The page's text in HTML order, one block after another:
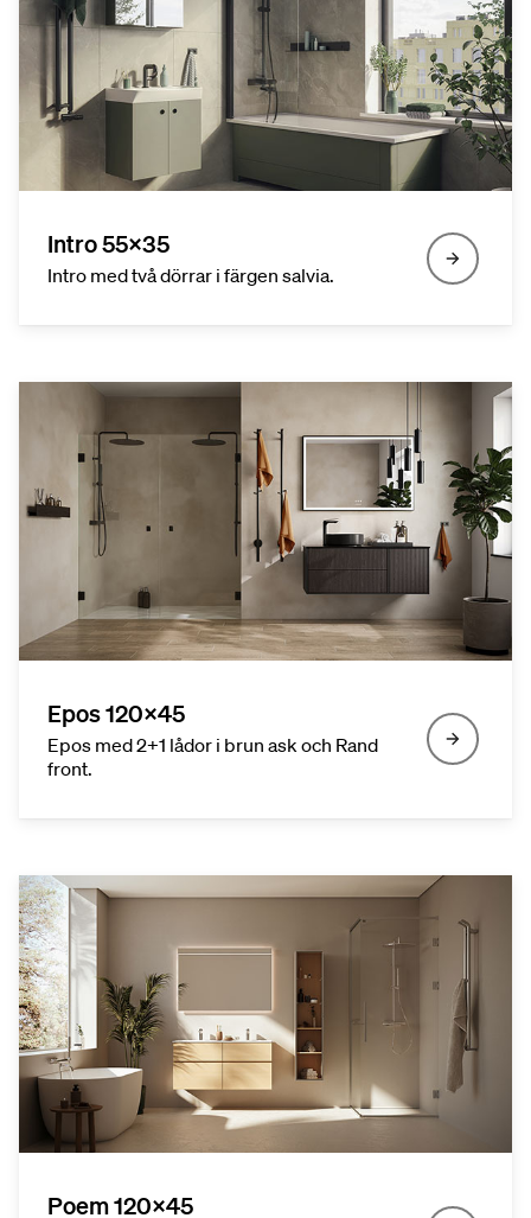
Intro 55x35
Intro med två dörrar i färgen salvia.
Epos 120x45
Epos med 2+1 lådor i brun ask och Rand
front.
Poem 120x45